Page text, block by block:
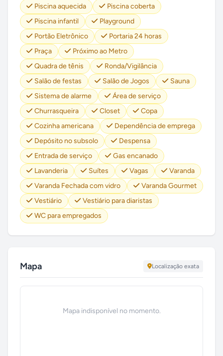
Piscina aquecida
Piscina coberta
Piscina infantil
Playground
Portão Eletrônico
Portaria 24 horas
Praça
Próximo ao Metro
Quadra de tênis
Ronda/Vigilância
Salão de festas
Salão de Jogos
Sauna
Sistema de alarme
Área de serviço
Churrasqueira
Closet
Copa
Cozinha americana
Dependência de emprega
Depósito no subsolo
Despensa
Entrada de serviço
Gas encanado
Lavanderia
Suítes Vagas
Varanda
Varanda Fechada com vidro
Varanda Gourmet
Vestiário
Vestiário para diaristas
WC para empregados
Mapa Localização exata
Mapa indisponível no momento.